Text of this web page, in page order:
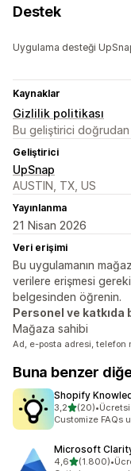
Destek
Uygulama desteği
Kaynaklar
Gizlilik politikası
Bu geliştirici
Geliştirici
UpSnap
AUSTIN, TX, US
Yayınlanma
21 Nisan 2026
Veri erişimi
Bu uygulamanın
verilere erişmesi
belgesinden öğrenin.
Personel ve
Mağaza sahibi
Ad, e-posta adresi, telefon
Buna benzer
Shopify
3,25 yıldız
(20)
toplam 20•
Customize FAQs
Microsoft
4,65 yıldız
(1.800)
toplam 1800 •